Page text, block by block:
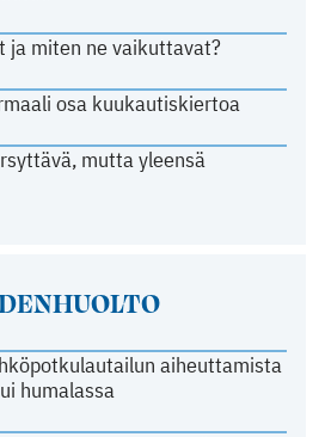
ja miten ne vaikuttavat?
osa kuukautiskiertoa
mutta yleensä
aiheuttamista
humalassa